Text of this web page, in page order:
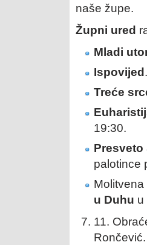
naše župe.
Župni ured
Mladi
Ispovijed
Treće
19:30.
palotince
u Duhu u
11.
Rončević.